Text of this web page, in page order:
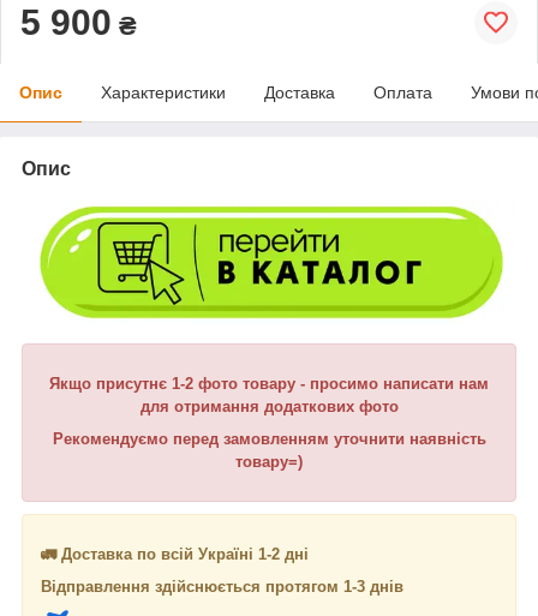
5 900 ₴
Опис Характеристики Доставка Оплата Умови
Опис
Якщо присутнє 1-2 фото товару - просимо написати нам
для отримання додаткових фото
Рекомендуємо перед замовленням уточнити наявність
товару=)
🚛 Доставка по всій Україні 1-2 дні
Відправлення здійснюється протягом 1-3 днів